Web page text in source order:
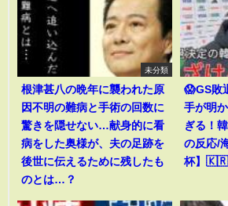
未分類
根津甚八の晩年に襲われた原
因不明の難病と手術の回数に
驚きを隠せない…献身的に看
病をした奥様が、夫の足跡を
後世に伝えるために残したも
のとは…？
😱GS敗
手が明
ぎる！
の反応/
杯】